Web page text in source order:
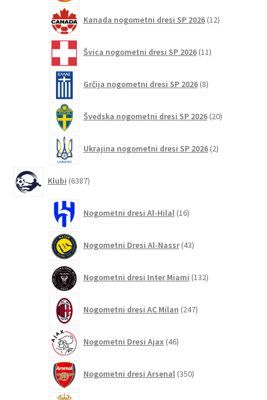
Kanada nogometni dresi SP 2026 12izdelkov
Švica nogometni dresi SP 2026 11izdelkov
Grčija nogometni dresi SP 2026 8izdelkov
Švedska nogometni dresi SP 2026 20izdelkov
Ukrajina nogometni dresi SP 2026 2izdelka
Klubi 6387izdelkov
Nogometni dresi Al-Hilal 16izdelkov
Nogometni Dresi Al-Nassr 43izdelkov
Nogometni dresi Inter Miami 132izdelkov
Nogometni dresi AC Milan 247izdelkov
Nogometni Dresi Ajax 46izdelkov
Nogometni dresi Arsenal 350izdelkov